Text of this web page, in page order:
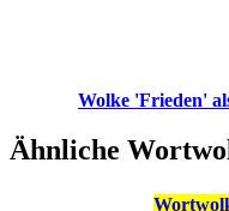
Wolke 'Frieden'
Ähnliche